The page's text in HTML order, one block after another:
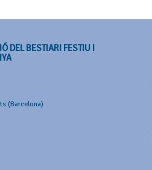
DEL BESTIARI FESTIU I
(Barcelona)